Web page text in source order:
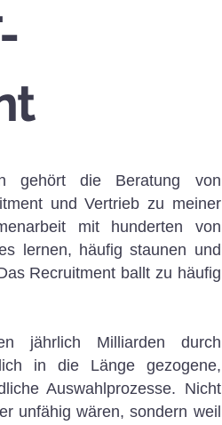
gehört die Beratung von
und Vertrieb zu meiner
mit hunderten von
lernen, häufig staunen und
Recruitment ballt zu häufig
jährlich Milliarden durch
in die Länge gezogene,
Auswahlprozesse. Nicht
unfähig wären, sondern weil